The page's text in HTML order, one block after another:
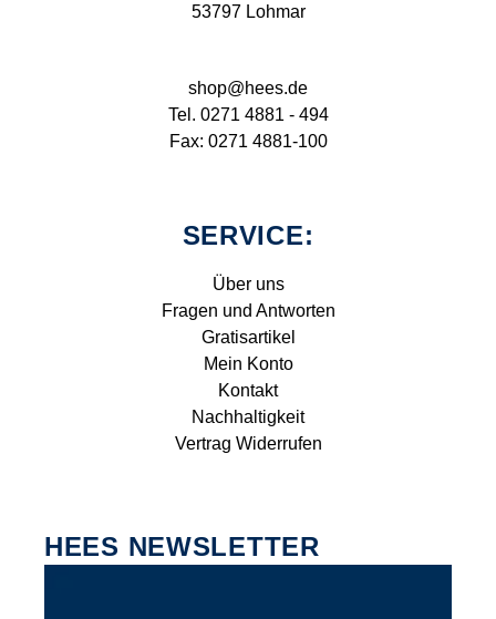
53797 Lohmar
shop@hees.de
Tel. 0271 4881 - 494
Fax: 0271 4881-100
SERVICE:
Über uns
Fragen und Antworten
Gratisartikel
Mein Konto
Kontakt
Nachhaltigkeit
Vertrag Widerrufen
HEES NEWSLETTER